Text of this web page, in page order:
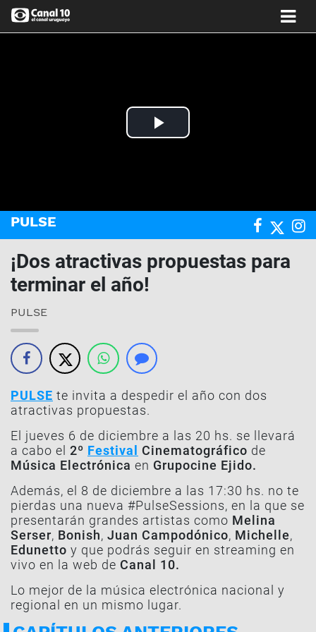
Play
PULSE
¡Dos atractivas propuestas para
terminar el año!
PULSE
PULSE te invita a despedir el año con dos
atractivas propuestas.
El jueves 6 de diciembre a las 20 hs. se llevará
a cabo el 2º Festival Cinematográfico de
Música Electrónica en Grupocine Ejido.
Además, el 8 de diciembre a las 17:30 hs. no te
pierdas una nueva #PulseSessions, en la que se
presentarán grandes artistas como Melina
Serser, Bonish, Juan Campodónico, Michelle,
Edunetto y que podrás seguir en streaming en
vivo en la web de Canal 10.
Lo mejor de la música electrónica nacional y
regional en un mismo lugar.